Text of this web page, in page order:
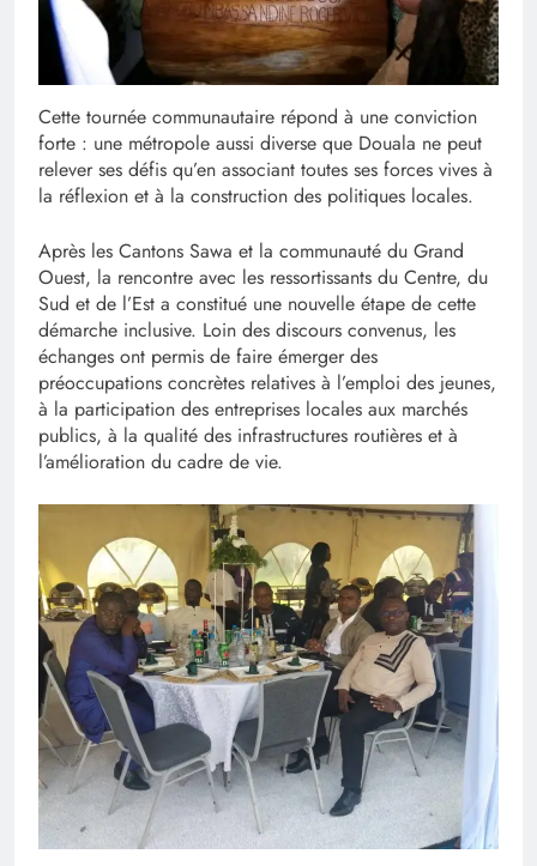
Cette tournée communautaire répond à une conviction
forte : une métropole aussi diverse que Douala ne peut
relever ses défis qu’en associant toutes ses forces vives à
la réflexion et à la construction des politiques locales.
Après les Cantons Sawa et la communauté du Grand
Ouest, la rencontre avec les ressortissants du Centre, du
Sud et de l’Est a constitué une nouvelle étape de cette
démarche inclusive. Loin des discours convenus, les
échanges ont permis de faire émerger des
préoccupations concrètes relatives à l’emploi des jeunes,
à la participation des entreprises locales aux marchés
publics, à la qualité des infrastructures routières et à
l’amélioration du cadre de vie.